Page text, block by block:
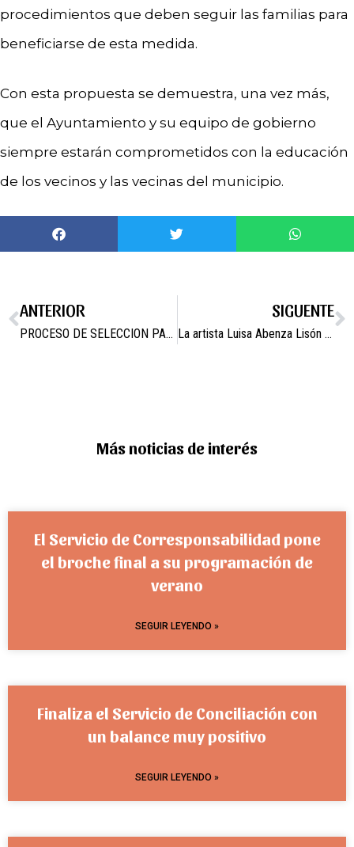
procedimientos que deben seguir las familias para
beneficiarse de esta medida.
Con esta propuesta se demuestra, una vez más,
que el Ayuntamiento y su equipo de gobierno
siempre estarán comprometidos con la educación
de los vecinos y las vecinas del municipio.
ANTERIOR
PROCESO DE SELECCION PARA LA PROVISION DE UNA PLAZA DE CABO Y CUATRO DE AGENTES
SIGUENTE
La artista Luisa Abenza Lisón “Cuki” se supera creando una nueva falla para Campos del Río
Más noticias de interés
El Servicio de Corresponsabilidad pone
el broche final a su programación de
verano
SEGUIR LEYENDO »
Finaliza el Servicio de Conciliación con
un balance muy positivo
SEGUIR LEYENDO »